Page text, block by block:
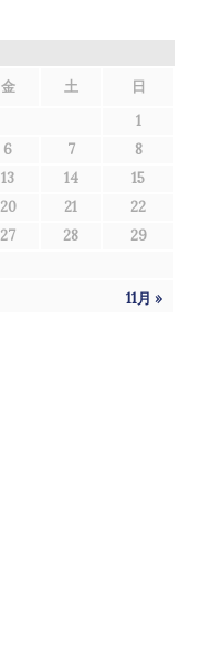
金 土 日
11月 »
1
6 7
8
13 14
15
20 21
22
27 28
29